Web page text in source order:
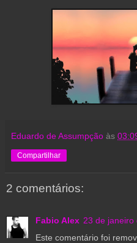
Eduardo de Assumpção às
Compartilhar
2 comentários:
Fabio Alex 23 de janeiro
Este comentário foi